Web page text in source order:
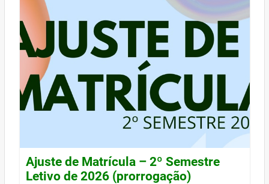
Ajuste de Matrícula – 2º Semestre
Letivo de 2026 (prorrogação)